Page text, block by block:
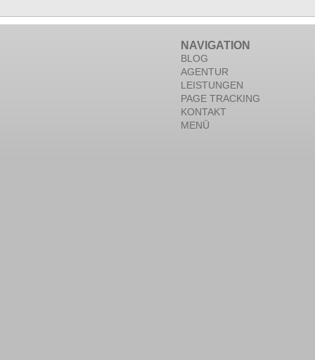
NAVIGATION
BLOG
AGENTUR
LEISTUNGEN
PAGE TRACKING
KONTAKT
MENÜ